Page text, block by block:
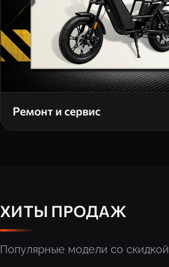
Ремонт и сервис
ХИТЫ ПРОДАЖ
Популярные модели со скидкой